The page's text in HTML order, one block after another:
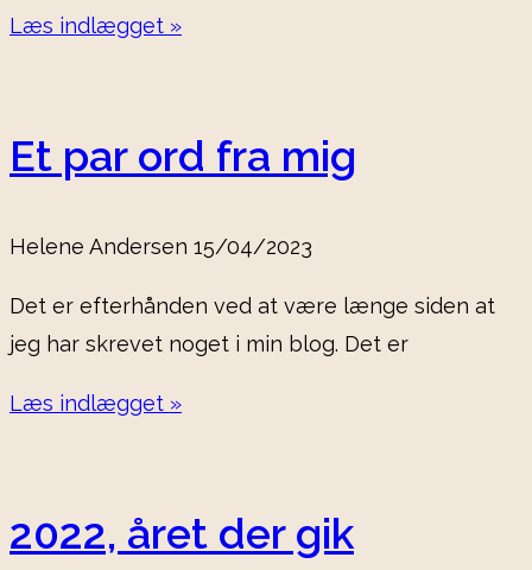
Læs indlægget »
Et par ord fra mig
Helene Andersen 15/04/2023
Det er efterhånden ved at være længe siden at
jeg har skrevet noget i min blog. Det er
Læs indlægget »
2022, året der gik